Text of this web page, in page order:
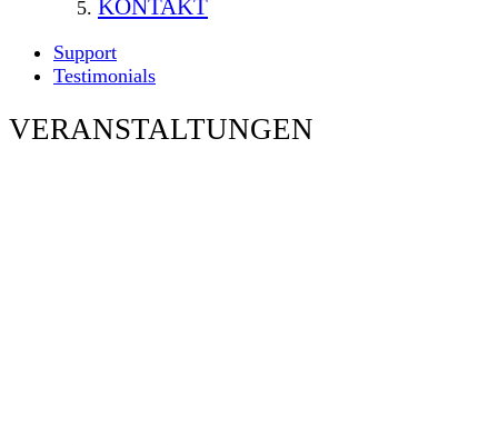
KONTAKT
Support
Testimonials
VERANSTALTUNGEN